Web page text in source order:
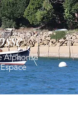
Alphonse